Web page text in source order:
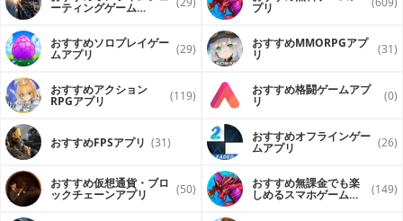
ーティングゲーム プリ
おすすめソロプレイゲー
ムアプリ (29) おすすめ MMORPGアプ
リ (31)
おすすめアクション
RPGアプリ (119) おすすめ格闘ゲームアプ
リ (0)
おすすめFPSアプリ (31) おすすめオフラインゲー
ムアプリ (26)
おすすめ仮想通貨・ブロ
ックチェーンアプリ (50) おすすめ無課金でも楽
しめるスマホゲームア (149)